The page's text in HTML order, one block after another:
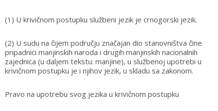
(1) U krivičnom postupku službeni jezik je crnogorski jezik.
(2) U sudu na čijem području značajan dio stanovništva čine
pripadnici manjinskih naroda i drugih manjinskih nacionalnih
zajednica (u daljem tekstu: manjine), u službenoj upotrebi u
krivičnom postupku je i njihov jezik, u skladu sa zakonom.
Pravo na upotrebu svog jezika u krivičnom postupku